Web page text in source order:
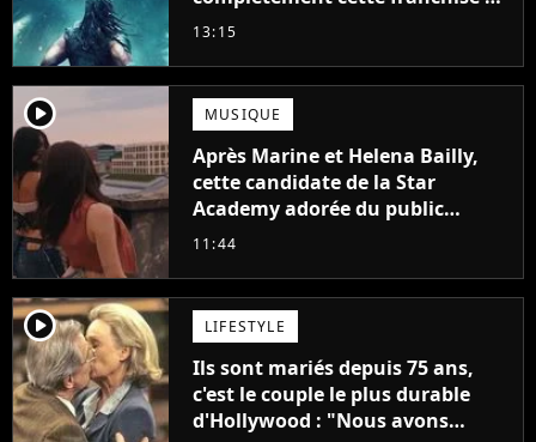
science-fiction vieille de 40 ans
13:15
player2 MUSIQUE
Après Marine et Helena Bailly,
cette candidate de la Star
Academy adorée du public
annonce son premier album,
11:44
player2 LIFESTYLE
Ils sont mariés depuis 75 ans,
c'est le couple le plus durable
d'Hollywood : "Nous avons